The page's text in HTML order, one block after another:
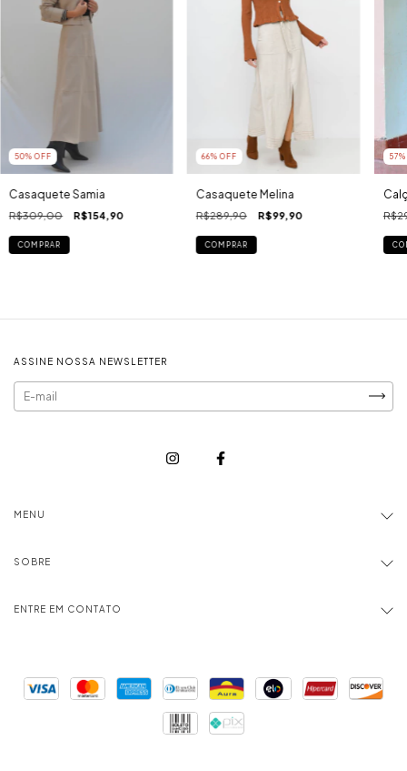
50% OFF
Casaquete Samia
R$309,00 R$154,90
COMPRAR
66% OFF
Casaquete Melina
R$289,90 R$99,90
COMPRAR
57
ASSINE NOSSA NEWSLETTER
MENU
SOBRE
ENTRE EM CONTATO